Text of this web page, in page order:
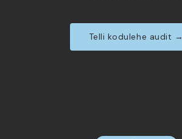
Telli kodulehe audit →